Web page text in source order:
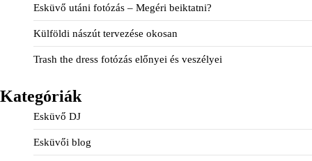
Esküvő utáni fotózás – Megéri beiktatni?
Külföldi nászút tervezése okosan
Trash the dress fotózás előnyei és veszélyei
Kategóriák
Esküvő DJ
Esküvői blog